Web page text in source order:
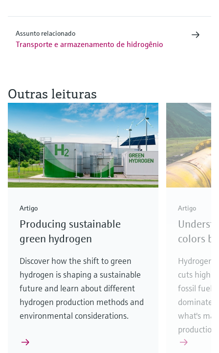
Assunto relacionado
Transporte e armazenamento de hidrogênio
Outras leituras
Artigo
Producing sustainable
green hydrogen
Discover how the shift to green
hydrogen is shaping a sustainable
future and learn about different
hydrogen production methods and
environmental considerations.
Artigo
colors
cuts
fossil fuel-
what's